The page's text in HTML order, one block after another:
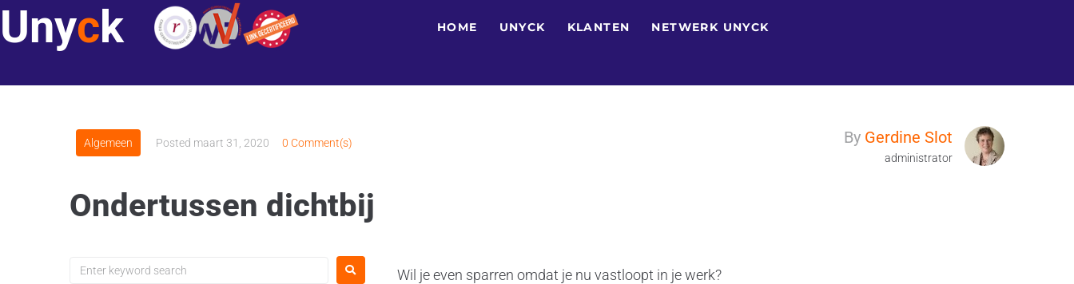
Unyck HOME UNYCK KLANTEN NETWERK UNYCK
Algemeen Posted maart 31, 2020 0 Comment(s) By Gerdine Slot
administrator
Ondertussen dichtbij
Wil je even sparren omdat je nu vastloopt in je werk?